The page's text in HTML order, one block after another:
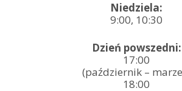
Niedziela:
9:00, 10:30
Dzień powszedni:
17:00
(październik –
18:00